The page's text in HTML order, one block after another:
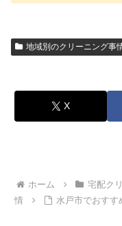
地域別のクリーニング事
X
ホーム 宅配ク
情
水戸市でおすす